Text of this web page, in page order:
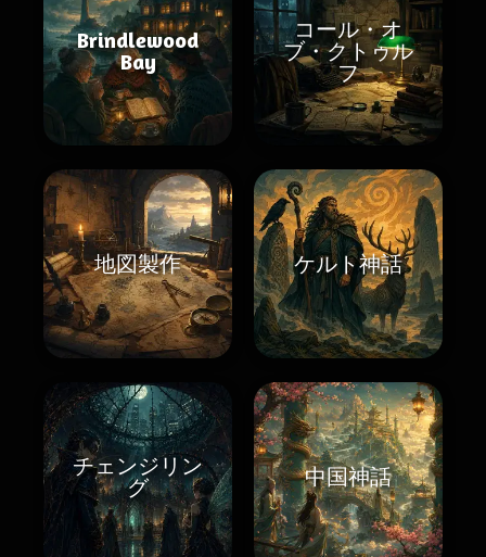
Brindlewood
Bay
コール・オ
ブ・クトゥル
フ
地図製作 ケルト神話
チェンジリン
グ
中国神話